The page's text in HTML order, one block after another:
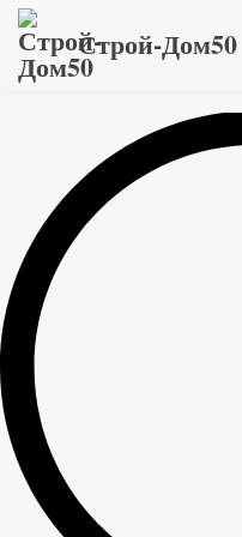
Строй-Дом50
Вагонка
Компания Строй-
розничной продажей
высокого качества из
с Вологодской и
Наша компания